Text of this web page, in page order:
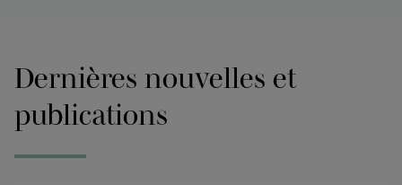
Dernières nouvelles et
publications